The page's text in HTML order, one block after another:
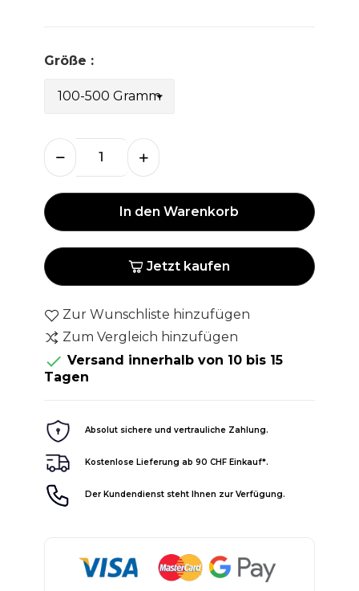
Größe :
In den Warenkorb
Jetzt kaufen
Zur Wunschliste hinzufügen
Zum Vergleich hinzufügen
 Versand innerhalb von 10 bis 15
Tagen
Absolut sichere und vertrauliche Zahlung.
Kostenlose Lieferung ab 90 CHF Einkauf*.
Der Kundendienst steht Ihnen zur Verfügung.